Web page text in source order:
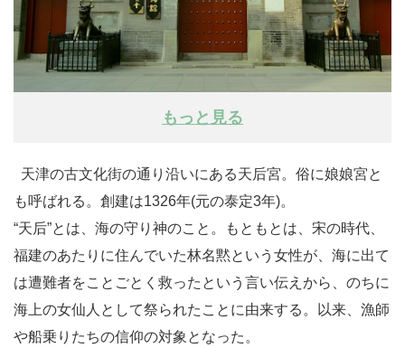
もっと見る
天津の古文化街の通り沿いにある天后宮。俗に娘娘宮と
も呼ばれる。創建は1326年(元の泰定3年)。
“天后”とは、海の守り神のこと。もともとは、宋の時代、
福建のあたりに住んでいた林名黙という女性が、海に出て
は遭難者をことごとく救ったという言い伝えから、のちに
海上の女仙人として祭られたことに由来する。以来、漁師
や船乗りたちの信仰の対象となった。